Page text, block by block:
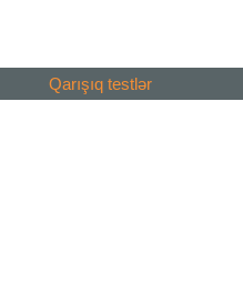
Qarışıq testlər